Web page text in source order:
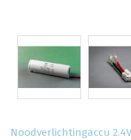
Noodverlichtingaccu